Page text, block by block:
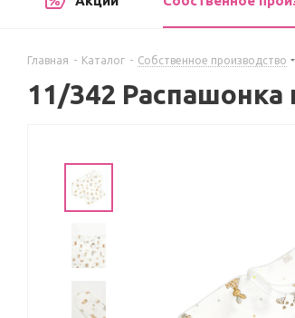
Главная - Каталог - Собственное производство
11/342 Распашонка